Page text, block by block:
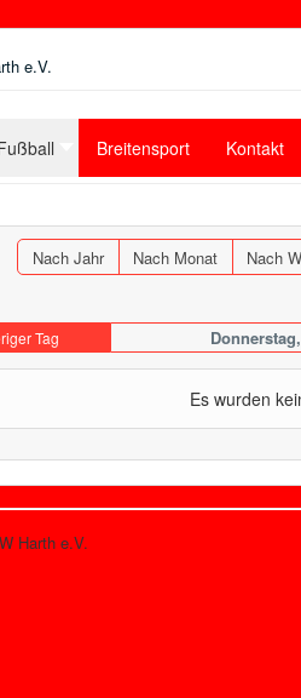
Breitensport Kontakt
Nach Jahr Nach Monat Nach
Tag
Es wurden
Harth e.V.